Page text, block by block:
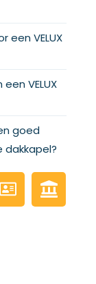
een VELUX
VELUX
goed